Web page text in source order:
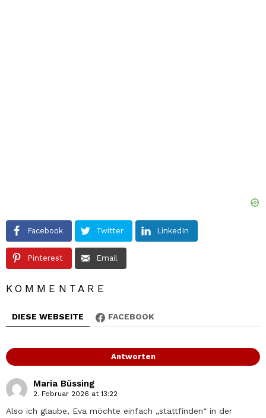
Facebook Twitter LinkedIn
Pinterest Email
KOMMENTARE
DIESE WEBSEITE FACEBOOK
Antworten
Maria Büssing
2. Februar 2026 at 13:22
Also ich glaube, Eva möchte einfach „stattfinden“ in der